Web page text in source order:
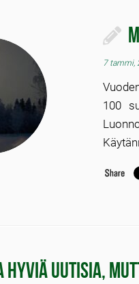
7 tammi,
100
hyviä uutisia,